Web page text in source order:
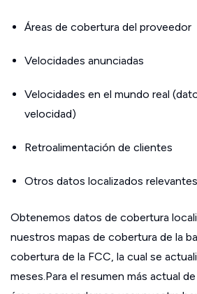
Áreas de cobertura del proveedor
Velocidades anunciadas
Velocidades en el mundo real
velocidad)
Retroalimentación de clientes
Otros datos localizados relevantes
Obtenemos datos de cobertura
nuestros mapas de cobertura de la
cobertura de la FCC, la cual se
meses.Para el resumen más actual